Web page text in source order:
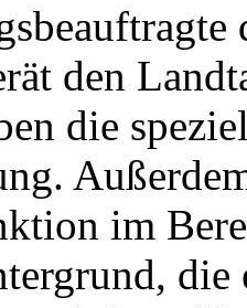
den
die
im
die